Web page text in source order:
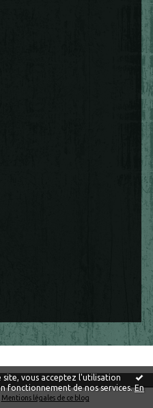
vous acceptez l'utilisation
fonctionnement de nos services.En
Mentions légales de ce blog